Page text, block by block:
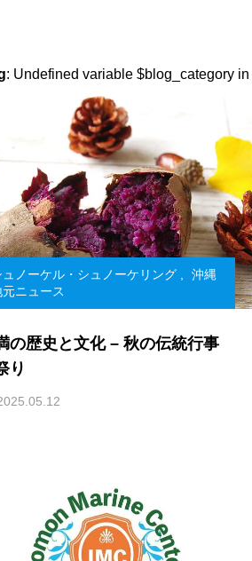
: Undefined variable $blog_category in
ュノーケル・シュノーケリング
沖縄
元ニュース
の歴史と文化 – 秋の伝統行事
り